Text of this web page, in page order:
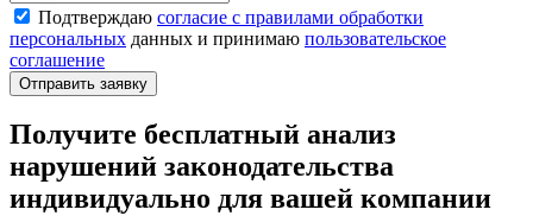
Подтверждаю согласие с правилами обработки
персональных данных и принимаю пользовательское
соглашение
Отправить заявку
Получите бесплатный анализ
нарушений законодательства
индивидуально для вашей компании